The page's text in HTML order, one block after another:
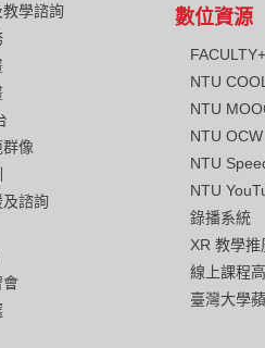
學諮詢
像
諮詢
會
數位資源
FACULTY+
NTU COOL
NTU
NTU OCW
NTU
NTU
錄播系統
XR 教學推
線上課程
臺灣大學